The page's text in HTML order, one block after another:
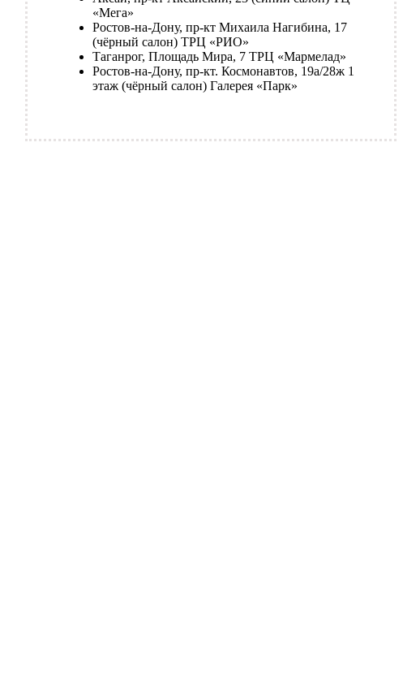
«Мега»
Ростов-на-Дону, пр-кт Михаила Нагибина, 17
(чёрный салон) ТРЦ «РИО»
Таганрог, Площадь Мира, 7 ТРЦ «Мармелад»
Ростов-на-Дону, пр-кт. Космонавтов, 19а/28ж 1
этаж (чёрный салон) Галерея «Парк»